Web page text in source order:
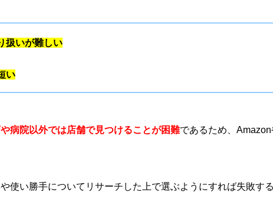
扱いが難しい
い
病院以外では店舗で見つけることが困難であるため、
使い勝手についてリサーチした上で選ぶようにすれば失敗す